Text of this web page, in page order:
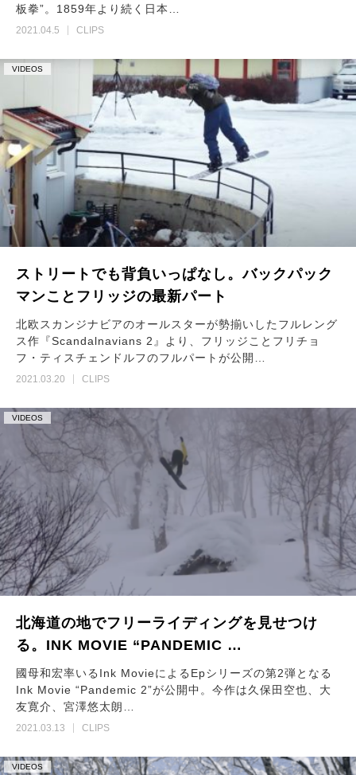
板拳”。1859年より続く日本…
2021.04.5 CLIPS
VIDEOS
ストリートでも背負いっぱなし。バックパック
マンことフリッジの最新パート
北欧スカンジナビアのオールスターが勢揃いしたフルレング
ス作『Scandalnavians 2』より、フリッジことフリチョ
フ・ティスチェンドルフのフルパートが公開…
2021.03.20 CLIPS
VIDEOS
北海道の地でフリーライディングを見せつけ
る。INK MOVIE “PANDEMIC …
國母和宏率いるInk MovieによるEpシリーズの第2弾となる
Ink Movie “Pandemic 2”が公開中。今作は久保田空也、大
友寛介、宮澤悠太朗…
2021.03.13 CLIPS
VIDEOS